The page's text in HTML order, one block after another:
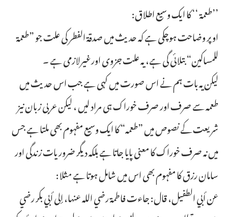
’’طعمة ‘‘ کا ایک وسیع اطلاق:
اوپر وضاحت ہوچکی ہے کہ حدیث میں صدقۃ الفطر کی علت جو ”طعمة
للمساكين“ بتلائی گی ہے، یہ علت جزوی اورغیرلازمی ہے ۔
لیکن یہ بات ہم نے اس صورت میں کہی ہے جب اس حدیث میں
طعمہ سے صرف اور صرف خوراک ہی مراد لیں ، لیکن عربی زبان نیز
شریعت کے نصوص میں ”طعمہ“ کا ایک وسیع مفہوم بھی ملتا ہے جس
میں نہ صرف خوراک کا معنی پایا جاتا ہے بلکہ دیگر ضروریات زندگی اور
سامان رزق کا مفہوم بھی اس میں شامل ہوتا ہے مثلا:
عن أبي الطفيل، قال: جاءت فاطمة رضي الله عنها، إلى أبي بكر رضي